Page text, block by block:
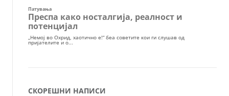
СКОРЕШНИ НАПИСИ